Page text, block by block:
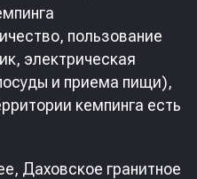
пользование
электрическая
и приема пищи),
кемпинга есть
Даховское гранитное